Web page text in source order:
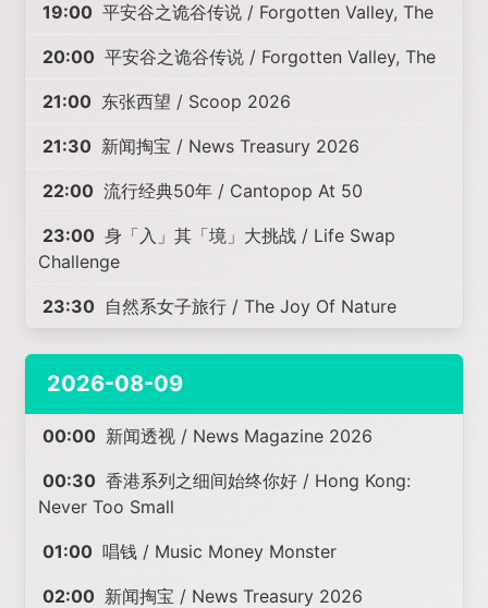
19:00 平安谷之诡谷传说 / Forgotten Valley, The
20:00 平安谷之诡谷传说 / Forgotten Valley, The
21:00 东张西望 / Scoop 2026
21:30 新闻掏宝 / News Treasury 2026
22:00 流行经典50年 / Cantopop At 50
23:00 身「入」其「境」大挑战 / Life Swap
Challenge
23:30 自然系女子旅行 / The Joy Of Nature
2026-08-09
00:00 新闻透视 / News Magazine 2026
00:30 香港系列之细间始终你好 / Hong Kong:
Never Too Small
01:00 唱钱 / Music Money Monster
02:00 新闻掏宝 / News Treasury 2026